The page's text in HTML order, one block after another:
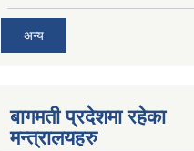
अन्य
बागमती प्रदेशमा रहेका
मन्त्रालयहरु